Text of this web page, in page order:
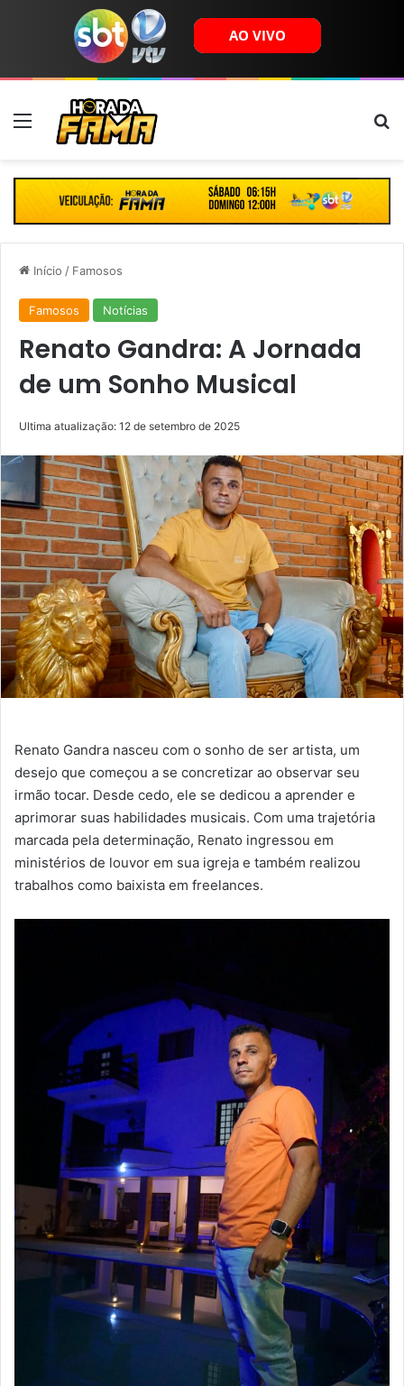
Menu
Início / Famosos
Famosos Notícias
Renato Gandra: A Jornada
de um Sonho Musical
Ultima atualização: 12 de setembro de 2025
Renato Gandra nasceu com o sonho de ser artista, um
desejo que começou a se concretizar ao observar seu
irmão tocar. Desde cedo, ele se dedicou a aprender e
aprimorar suas habilidades musicais. Com uma trajetória
marcada pela determinação, Renato ingressou em
ministérios de louvor em sua igreja e também realizou
trabalhos como baixista em freelances.